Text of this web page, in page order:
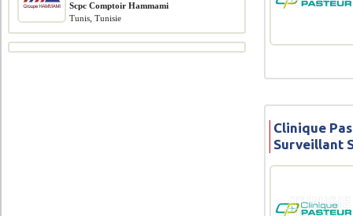
Clinique
Surveillant
Scpc Comptoir Hammami
Tunis, Tunisie